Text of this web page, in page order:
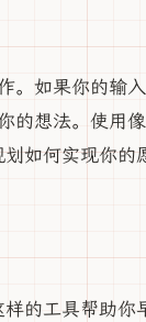
。如果你的输
想法。使用像
如何实现你
的工具帮助你